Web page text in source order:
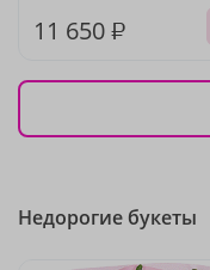
11 650 ₽
Недорогие букеты